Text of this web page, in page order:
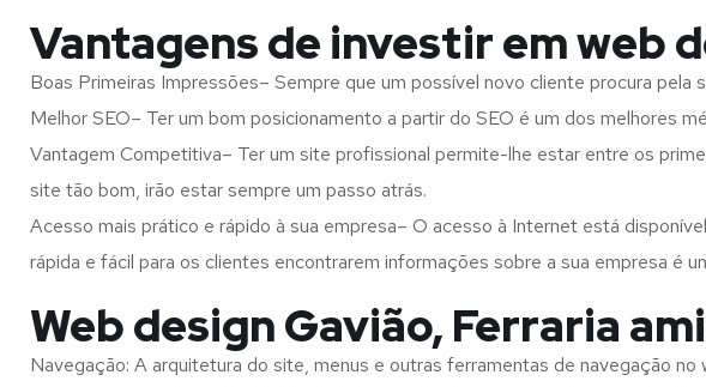
Vantagens de investir em web
Boas Primeiras Impressões– Sempre que um possível novo cliente procura pela
Melhor SEO– Ter um bom posicionamento a partir do SEO é um dos melhores
Vantagem Competitiva– Ter um site profissional permite-lhe estar entre os
site tão bom, irão estar sempre um passo atrás.
Acesso mais prático e rápido à sua empresa– O acesso à Internet está
rápida e fácil para os clientes encontrarem informações sobre a sua empresa é
Web design Gavião, Ferraria
Navegação: A arquitetura do site, menus e outras ferramentas de navegação no